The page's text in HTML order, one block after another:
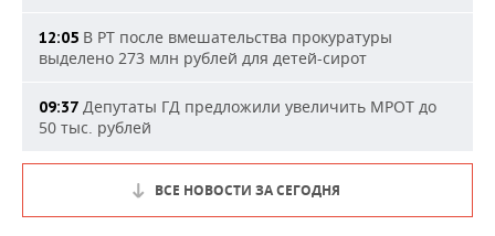
12:05 В РТ после вмешательства прокуратуры
выделено 273 млн рублей для детей-сирот
09:37 Депутаты ГД предложили увеличить МРОТ до
50 тыс. рублей
ВСЕ НОВОСТИ ЗА СЕГОДНЯ